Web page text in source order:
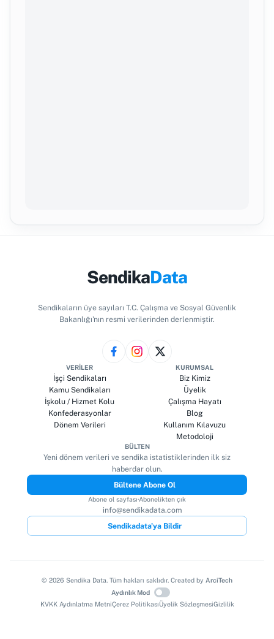
SendikaData
Sendikaların üye sayıları T.C. Çalışma ve Sosyal Güvenlik
Bakanlığı'nın resmi verilerinden derlenmiştir.
VERILER
İşçi Sendikaları
Kamu Sendikaları
İşkolu / Hizmet Kolu
Konfederasyonlar
Dönem Verileri
KURUMSAL
Biz Kimiz
Üyelik
Çalışma Hayatı
Blog
Kullanım Kılavuzu
Metodoloji
BÜLTEN
Yeni dönem verileri ve sendika istatistiklerinden ilk siz
haberdar olun.
Bültene Abone Ol
Abone ol sayfası·Abonelikten çık
info@sendikadata.com
Sendikadata'ya Bildir
© 2026 Sendika Data. Tüm hakları saklıdır. Created by ArciTech
Aydınlık Mod
KVKK Aydınlatma MetniÇerez PolitikasıÜyelik SözleşmesiGizlilik